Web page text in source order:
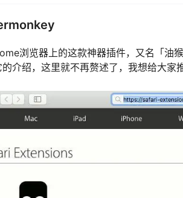
浏览器上的这款神器插件，又名「油
介绍，这里就不再赘述了，我想给大家